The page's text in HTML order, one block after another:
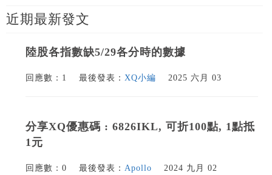
近期最新發文
陸股各指數缺5/29各分時的數據
回應數：1 最後發表： XQ小編 2025 六月 03
分享XQ優惠碼 : 6826IKL, 可折100點, 1點抵
1元
回應數：0 最後發表： Apollo 2024 九月 02